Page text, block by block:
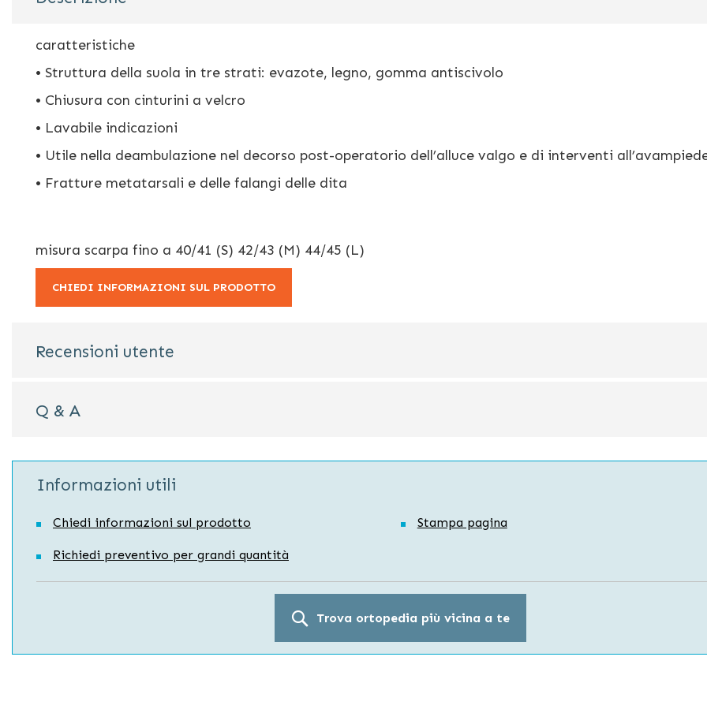
della
immagini
caratteristiche
• Struttura della suola in tre strati: evazote, legno, gomma antiscivolo
• Chiusura con cinturini a velcro
• Lavabile indicazioni
• Utile nella deambulazione nel decorso post-operatorio dell’alluce valgo e di interventi
• Fratture metatarsali e delle falangi delle dita
misura scarpa fino a 40/41 (S) 42/43 (M) 44/45 (L)
CHIEDI INFORMAZIONI SUL PRODOTTO
Recensioni utente
Q & A
Informazioni utili
Chiedi informazioni sul prodotto Stampa pagina
Richiedi preventivo per grandi quantità
Trova ortopedia più vicina a te